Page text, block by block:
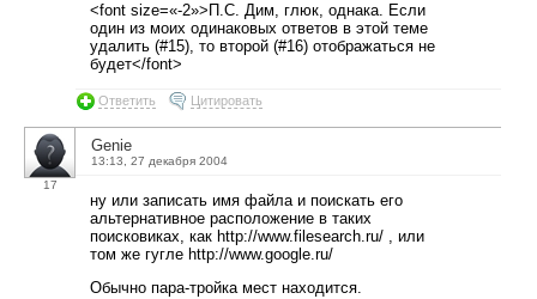
<font size=«-2»>П.С. Дим, глюк, однака. Если
один из моих одинаковых ответов в этой теме
удалить (#15), то второй (#16) отображаться не
будет</font>
Ответить Цитировать
17
Genie
13:13, 27 декабря 2004
ну или записать имя файла и поискать его
альтернативное расположение в таких
поисковиках, как http://www.filesearch.ru/ , или
том же гугле http://www.google.ru/
Обычно пара-тройка мест находится.